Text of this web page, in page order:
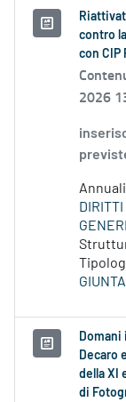
contro
con CIP
2026
GIUNTA
Domani
Decaro
della XI
di